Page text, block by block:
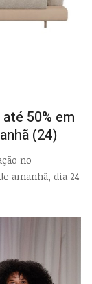
50% em
(24)
no
amanhã, dia 24